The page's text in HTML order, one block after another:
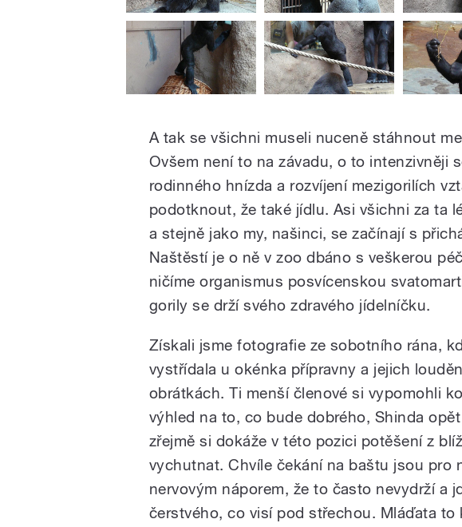
A tak se všichni museli nuceně stáhnout
Ovšem není to na závadu, o to intenzivněji
rodinného hnízda a rozvíjení mezigorilích
podotknout, že také jídlu. Asi všichni za ta
a stejně jako my, našinci, se začínají s
Naštěstí je o ně v zoo dbáno s veškerou
ničíme organismus posvícenskou
gorily se drží svého zdravého jídelníčku.
Získali jsme fotografie ze sobotního rána,
vystřídala u okénka přípravny a jejich
obrátkách. Ti menší členové si vypomohli
výhled na to, co bude dobrého, Shinda
zřejmě si dokáže v této pozici potěšení z
vychutnat. Chvíle čekání na baštu jsou pro
nervovým náporem, že to často nevydrží a
čerstvého, co visí pod střechou. Mláďata to